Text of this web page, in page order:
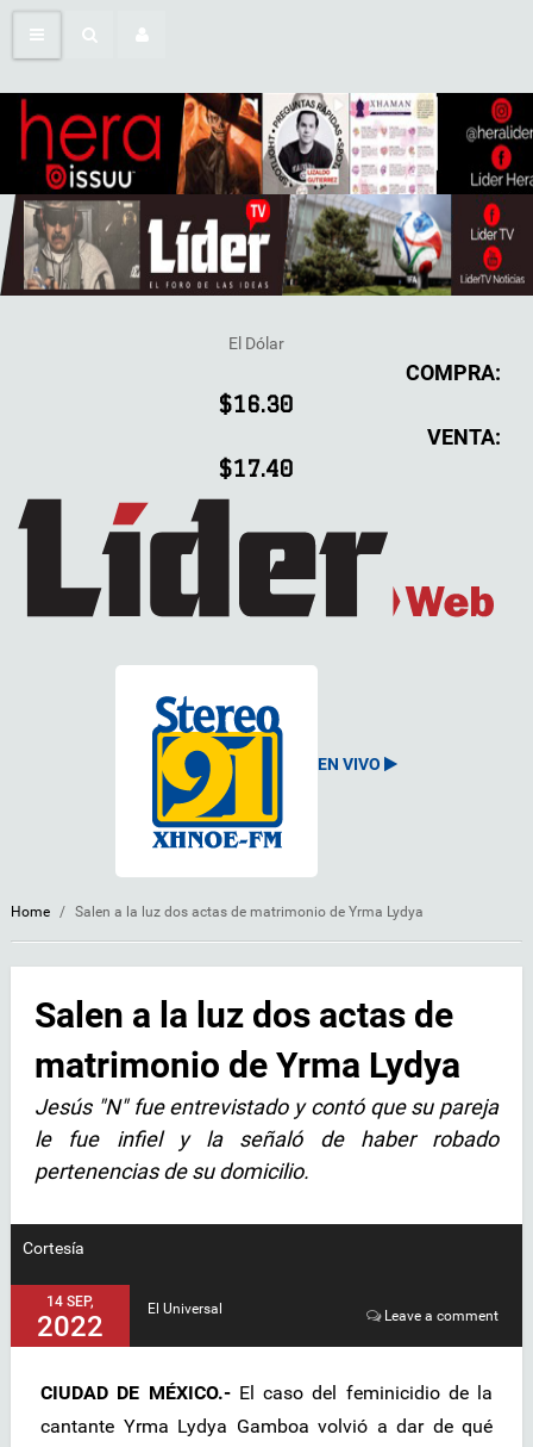
El Dólar
COMPRA:
$16.30
VENTA:
$17.40
EN VIVO
Home / Salen a la luz dos actas de matrimonio de Yrma Lydya
Salen a la luz dos actas de
matrimonio de Yrma Lydya
Jesús "N" fue entrevistado y contó que su pareja
le fue infiel y la señaló de haber robado
pertenencias de su domicilio.
Cortesía
14 SEP,
2022
El Universal Leave a comment
CIUDAD DE MÉXICO.-El caso del feminicidio de la
cantante Yrma Lydya Gamboa volvió a dar de qué